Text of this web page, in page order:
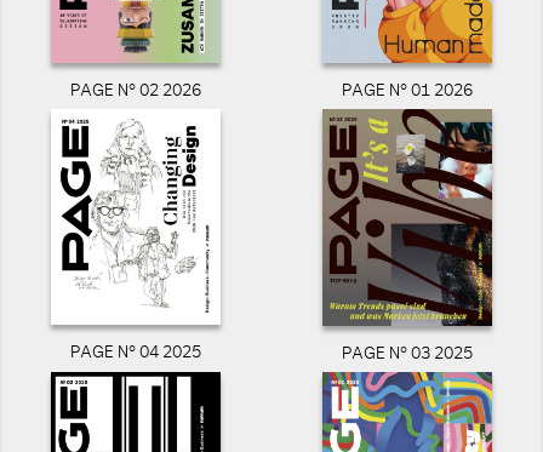
PAGE N° 02 2026 PAGE N° 01 2026
PAGE N° 04 2025 PAGE N° 03 2025